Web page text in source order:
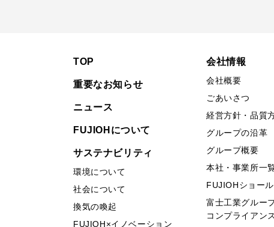
TOP
重要なお知らせ
ニュース
FUJIOHについて
サステナビリティ
環境について
社会について
換気の喚起
FUJIOH×イノベーション
会社情報
会社概要
ごあいさつ
経営方針・品質
グループの沿革
グループ概要
本社・事業所一
FUJIOHショー
富士工業グルー
コンプライアン